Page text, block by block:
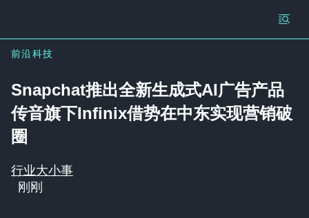
前沿科技
Snapchat推出全新生成式AI广告产品
传音旗下Infinix借势在中东实现营销破
圈
行业大小事
刚刚